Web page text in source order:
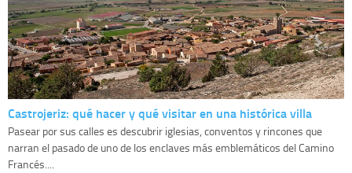
Castrojeriz: qué hacer y qué visitar en una histórica villa
Pasear por sus calles es descubrir iglesias, conventos y rincones que
narran el pasado de uno de los enclaves más emblemáticos del Camino
Francés....